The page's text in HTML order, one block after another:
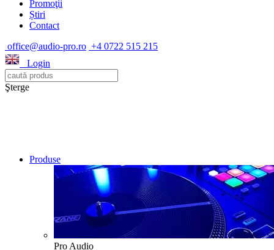
Promoţii
Știri
Contact
office@audio-pro.ro +4 0722 515 215
Login
Şterge
Produse
Pro Audio